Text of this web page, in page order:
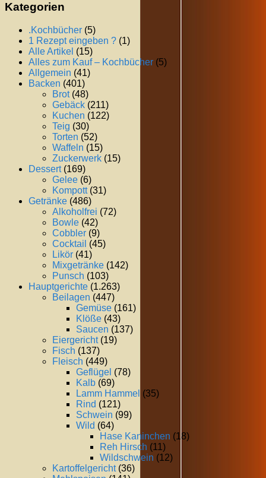
Kategorien
.Kochbücher (5)
1 Rezept eingeben ? (1)
Alle Artikel (15)
Alles zum Kauf – Kochbücher (5)
Allgemein (41)
Backen (401)
Brot(48)
Gebäck (211)
Kuchen (122)
Teig (30)
Torten (52)
Waffeln (15)
Zuckerwerk (15)
Dessert(169)
Gelee (6)
Kompott(31)
Getränke (486)
Alkoholfrei (72)
Bowle (42)
Cobbler (9)
Cocktail (45)
Likör (41)
Mixgetränke (142)
Punsch (103)
Hauptgerichte (1.263)
Beilagen (447)
Gemüse (161)
Klöße (43)
Saucen (137)
Eiergericht(19)
Fisch (137)
Fleisch (449)
Geflügel (78)
Kalb (69)
Lamm Hammel (35)
Rind (121)
Schwein (99)
Wild (64)
Hase Kaninchen (18)
Reh Hirsch (11)
Wildschwein (12)
Kartoffelgericht(36)